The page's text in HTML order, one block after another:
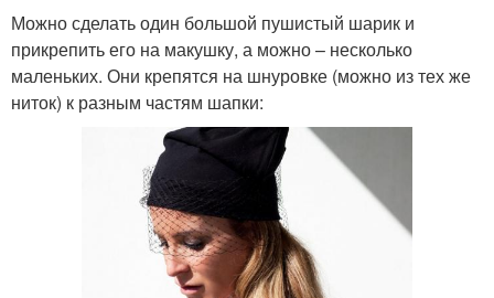
Можно сделать один большой пушистый шарик и
прикрепить его на макушку, а можно – несколько
маленьких. Они крепятся на шнуровке (можно из тех же
ниток) к разным частям шапки: